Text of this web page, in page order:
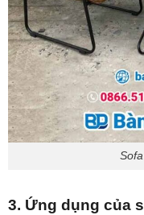
3. Ứng dụng của